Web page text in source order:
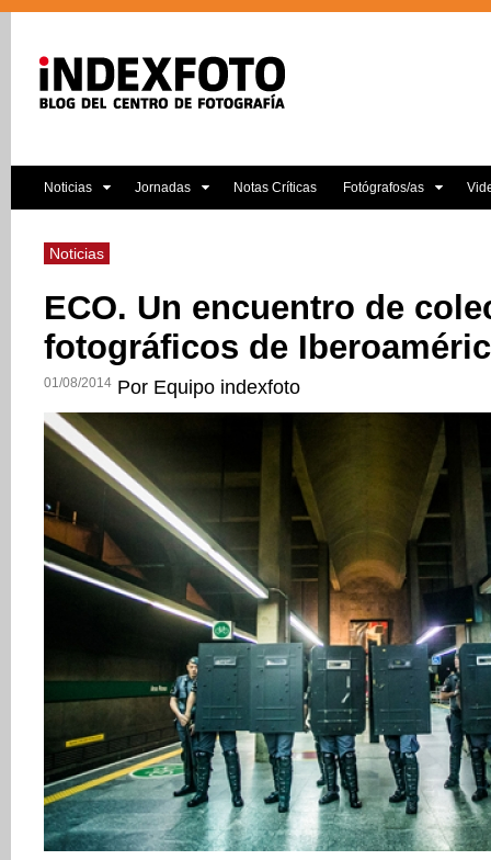
Noticias Jornadas Notas Críticas Fotógrafos/as
Noticias
ECO. Un encuentro de
fotográficos de
01/08/2014 Por Equipo indexfoto